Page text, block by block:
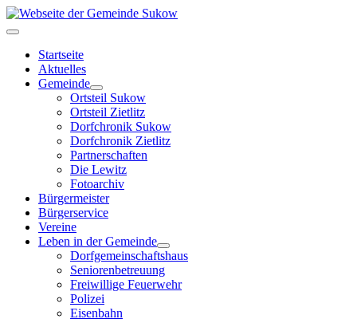
Startseite
Aktuelles
Gemeinde
Ortsteil Sukow
Ortsteil Zietlitz
Dorfchronik Sukow
Dorfchronik Zietlitz
Partnerschaften
Die Lewitz
Fotoarchiv
Bürgermeister
Bürgerservice
Vereine
Leben in der Gemeinde
Dorfgemeinschaftshaus
Seniorenbetreuung
Freiwillige Feuerwehr
Polizei
Eisenbahn